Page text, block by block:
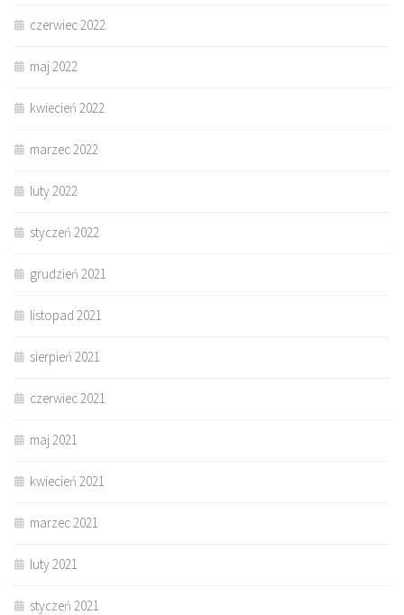
czerwiec 2022
maj 2022
kwiecień 2022
marzec 2022
luty 2022
styczeń 2022
grudzień 2021
listopad 2021
sierpień 2021
czerwiec 2021
maj 2021
kwiecień 2021
marzec 2021
luty 2021
styczeń 2021